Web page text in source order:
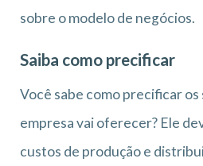
sobre o modelo de negócios.
Saiba como precificar
Você sabe como precificar os
empresa vai oferecer? Ele
custos de produção e